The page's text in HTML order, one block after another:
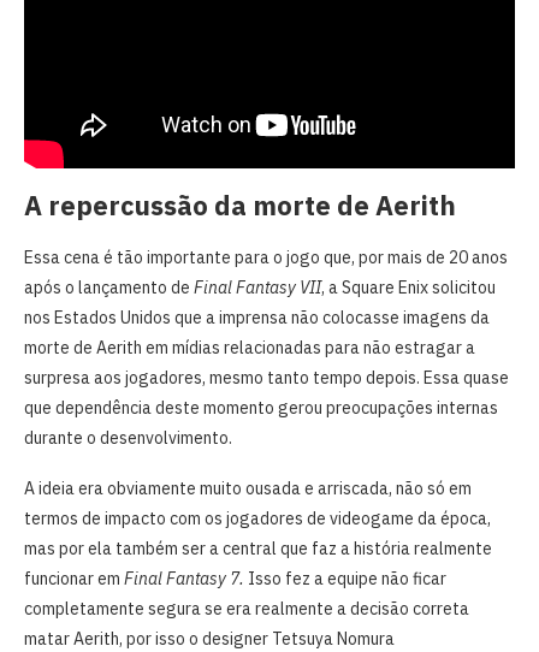
A repercussão da morte de Aerith
Essa cena é tão importante para o jogo que, por mais de 20 anos
após o lançamento de Final Fantasy VII, a Square Enix solicitou
nos Estados Unidos que a imprensa não colocasse imagens da
morte de Aerith em mídias relacionadas para não estragar a
surpresa aos jogadores, mesmo tanto tempo depois. Essa quase
que dependência deste momento gerou preocupações internas
durante o desenvolvimento.
A ideia era obviamente muito ousada e arriscada, não só em
termos de impacto com os jogadores de videogame da época,
mas por ela também ser a central que faz a história realmente
funcionar em Final Fantasy 7. Isso fez a equipe não ficar
completamente segura se era realmente a decisão correta
matar Aerith, por isso o designer Tetsuya Nomura